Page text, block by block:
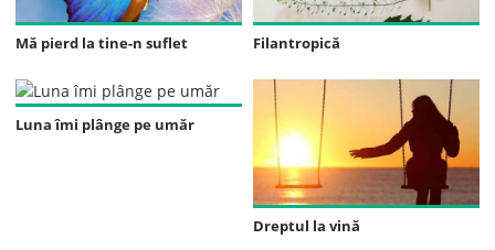
Mă pierd la tine-n suflet Filantropică
Luna îmi plânge pe umăr
Dreptul la vină